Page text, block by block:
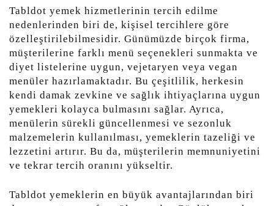
Tabldot yemek hizmetlerinin tercih edilme
nedenlerinden biri de, kişisel tercihlere göre
özelleştirilebilmesidir. Günümüzde birçok firma,
müşterilerine farklı menü seçenekleri sunmakta ve
diyet listelerine uygun, vejetaryen veya vegan
menüler hazırlamaktadır. Bu çeşitlilik, herkesin
kendi damak zevkine ve sağlık ihtiyaçlarına uygun
yemekleri kolayca bulmasını sağlar. Ayrıca,
menülerin sürekli güncellenmesi ve sezonluk
malzemelerin kullanılması, yemeklerin tazeliği ve
lezzetini artırır. Bu da, müşterilerin memnuniyetini
ve tekrar tercih oranını yükseltir.
Tabldot yemeklerin en büyük avantajlarından biri